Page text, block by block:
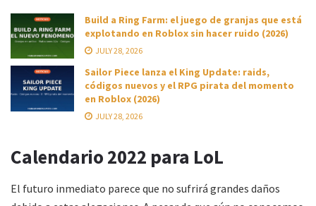
Build a Ring Farm: el juego de granjas que está
explotando en Roblox sin hacer ruido (2026)
JULY 28, 2026
Sailor Piece lanza el King Update: raids,
códigos nuevos y el RPG pirata del momento
en Roblox (2026)
JULY 28, 2026
Calendario 2022 para LoL
El futuro inmediato parece que no sufrirá grandes daños